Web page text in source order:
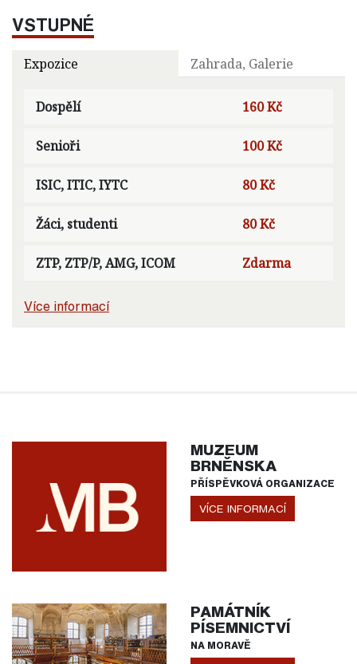
VSTUPNÉ
Expozice Zahrada, Galerie
Dospělí 160 Kč
Senioři 100 Kč
ISIC, ITIC, IYTC 80 Kč
Žáci, studenti 80 Kč
ZTP, ZTP/P, AMG, ICOM Zdarma
Více informací
MUZEUM
BRNĚNSKA
PŘÍSPĚVKOVÁ ORGANIZACE
VÍCE INFORMACÍ
PAMÁTNÍK
PÍSEMNICTVÍ
NA MORAVĚ